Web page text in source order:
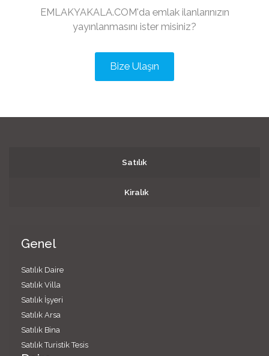
EMLAKYAKALA.COM'da emlak ilanlarınızın
yayınlanmasını ister misiniz?
Bize Ulaşın
Satılık
Kiralık
Genel
Satılık Daire
Satılık Villa
Satılık İşyeri
Satılık Arsa
Satılık Bina
Satılık Turistik Tesis